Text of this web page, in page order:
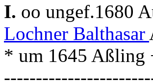
I. oo ungef.1680
Lochner Balthasar
* um 1645 Aßling